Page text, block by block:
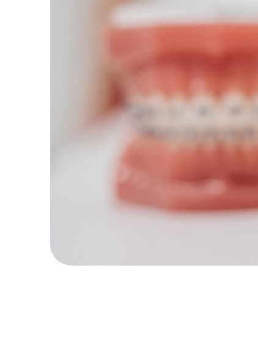
Запишитесь
на бесплатную
консультацию
С вами свяжется наш
в ближайшее время